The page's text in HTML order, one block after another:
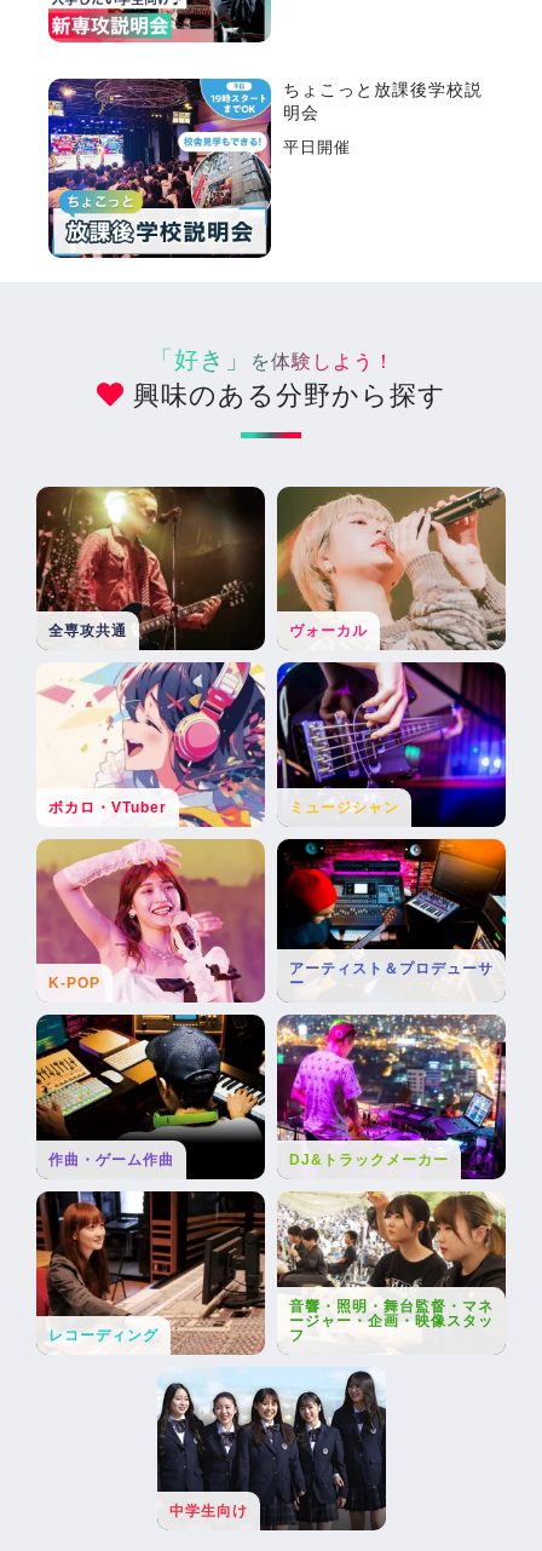
ちょこっと放課後学校説
明会
平日開催
「好き」 を体験しよう！
興味のある分野から探す
全専攻共通 ヴォーカル
ボカロ・VTuber ミュージシャン
K-POP
アーティスト＆プロデューサ
ー
作曲・ゲーム作曲 DJ&トラックメーカー
レコーディング
音響・照明・舞台監督・マネ
ージャー・企画・映像スタッ
フ
中学生向け